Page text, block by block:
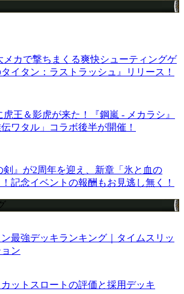
メカで撃ちまくる爽快シューティングゲ
イタン：ラストラッシュ』リリース！
虎王＆影虎が来た！『鋼嵐 - メカラシ』
ワタル」コラボ後半が開催！
剣』が2周年を迎え、新章「氷と血の
記念イベントの報酬もお見逃し無く！
最強デッキランキング｜タイムスリッ
ン
ットスロートの評価と採用デッキ